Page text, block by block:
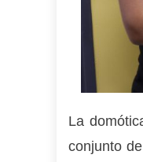
La
conjunto